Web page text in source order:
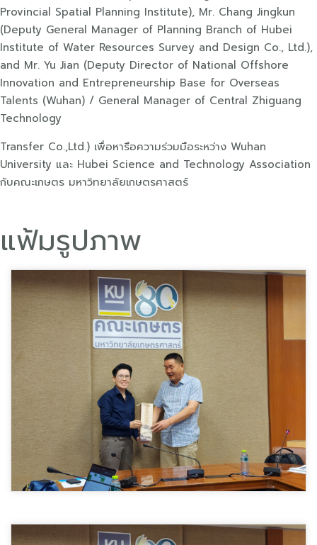
Provincial Spatial Planning Institute), Mr. Chang Jingkun
(Deputy General Manager of Planning Branch of Hubei
Institute of Water Resources Survey and Design Co., Ltd.),
and Mr. Yu Jian (Deputy Director of National Offshore
Innovation and Entrepreneurship Base for Overseas
Talents (Wuhan) / General Manager of Central Zhiguang
Technology
Transfer Co.,Ltd.) เพื่อหารือความร่วมมือระหว่าง Wuhan
University และ Hubei Science and Technology Association
กับคณะเกษตร มหาวิทยาลัยเกษตรศาสตร์
แฟ้มรูปภาพ